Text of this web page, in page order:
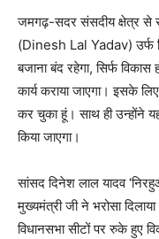
जमगढ़-सदर संसदीय क्षेत्र से
(Dinesh Lal Yadav) उर्फ
बजाना बंद रहेगा, सिर्फ
कार्य कराया जाएगा। इसके
कर चुका हूं। साथ ही उन्होंने
किया जाएगा।
सांसद दिनेश लाल यादव
मुख्यमंत्री जी ने भरोसा
विधानसभा सीटों पर रुके हुए